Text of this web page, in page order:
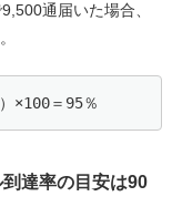
通届いた場合、
×100＝95％
達率の目安は90